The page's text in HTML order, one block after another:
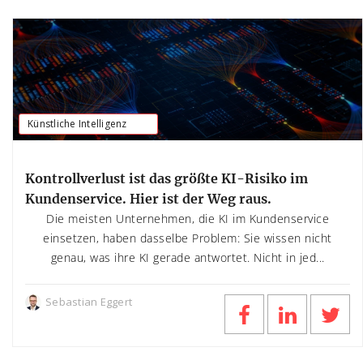
Künstliche Intelligenz
Kontrollverlust ist das größte KI-Risiko im
Kundenservice. Hier ist der Weg raus.
Die meisten Unternehmen, die KI im Kundenservice
einsetzen, haben dasselbe Problem: Sie wissen nicht
genau, was ihre KI gerade antwortet. Nicht in jed...
Sebastian Eggert